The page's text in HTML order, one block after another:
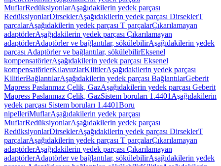
MuflarRedüksiyonlarAşağıdakilerin yedek parçası
RedüksiyonlarDirseklerAşağıdakilerin yedek parçası DirseklerT
parçalarAşağıdakilerin yedek parçası T parçalarÇıkarılamayan
adaptörlerAşağıdakilerin yedek parçası Çıkarılamayan
adaptörlerAdaptörler ve bağlantılar, sökülebilirAşağıdakilerin yedek
parçası Adaptörler ve bağlantılar, sökülebilirEksenel
kompensatörlerAşağıdakilerin yedek parçası Eksenel
kompensatörlerKılavuzlarKilitlerAşağıdakilerin yedek parçası
KilitlerBağlantılarAşağıdakilerin yedek parçası BağlantılarGeberit
Mapress Paslanmaz Çelik, GazAşağıdakilerin yedek parçası Geberit
Mapress Paslanmaz Çelik, GazSistem boruları 1.4401 Aşağıdakilerin
yedek parçası Sistem boruları 1.4401Boru
nipelleriMuflarAşağıdakilerin yedek parçası
MuflarRedüksiyonlarAşağıdakilerin yedek parçası
RedüksiyonlarDirseklerAşağıdakilerin yedek parçası DirseklerT
parçalarAşağıdakilerin yedek parçası T parçalarÇıkarılamayan
adaptörlerAşağıdakilerin yedek parçası Çıkarılamayan
adaptörlerAdaptörler ve bağlantılar, sökülebilirAşağıdakilerin yedek